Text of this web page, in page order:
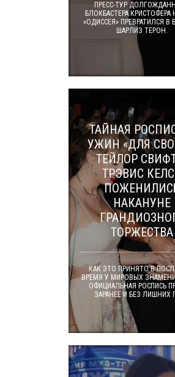
ПРЕСС-ТУР
БЛОКБАСТЕРА КРИСТОФЕРА
«ОДИССЕЯ» ПРЕВРАТИЛСЯ В
ШАРЛИЗ ТЕРОН.
ТАЙНАЯ
УЖИН «ДЛЯ
ТЕЙЛОР
ТРЭВИС
НАКАНУНЕ
ТОРЖЕСТВА
КАК ЭТО ПРИНЯТО В
ВРЕМЯ У МИРОВЫХ
ОФИЦИАЛЬНАЯ РОСПИСЬ
ЗАРАНЕЕ И БЕЗ ЛИШНИХ